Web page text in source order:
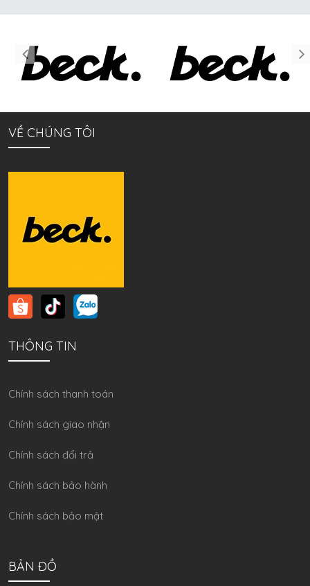
VỀ CHÚNG TÔI
THÔNG TIN
Chính sách thanh toán
Chính sách giao nhận
Chính sách đổi trả
Chính sách bảo hành
Chính sách bảo mật
BẢN ĐỒ